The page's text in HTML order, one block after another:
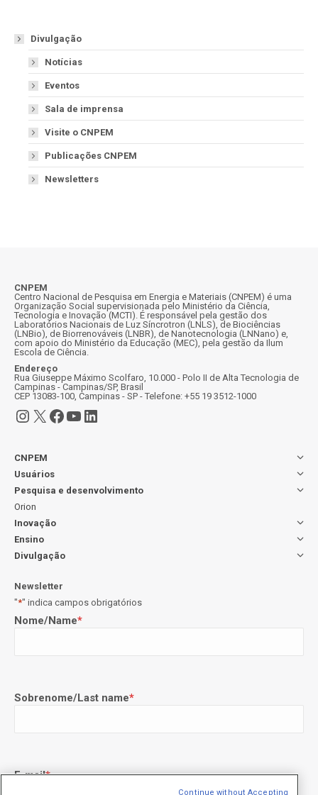
Divulgação
Notícias
Eventos
Sala de imprensa
Visite o CNPEM
Publicações CNPEM
Newsletters
CNPEM
Centro Nacional de Pesquisa em Energia e Materiais (CNPEM) é uma
Organização Social supervisionada pelo Ministério da Ciência,
Tecnologia e Inovação (MCTI). É responsável pela gestão dos
Laboratórios Nacionais de Luz Síncrotron (LNLS), de Biociências
(LNBio), de Biorrenováveis (LNBR), de Nanotecnologia (LNNano) e,
com apoio do Ministério da Educação (MEC), pela gestão da Ilum
Escola de Ciência.
Endereço
Rua Giuseppe Máximo Scolfaro, 10.000 - Polo II de Alta Tecnologia de
Campinas - Campinas/SP, Brasil
CEP 13083-100, Campinas - SP - Telefone: +55 19 3512-1000
Instagram
X Facebook
Youtube
LinkedIn
CNPEM
Usuários
Pesquisa e desenvolvimento
Orion
Inovação
Ensino
Divulgação
Newsletter
"*" indica campos obrigatórios
Nome/Name*
Sobrenome/Last name*
E-mail*
Continue without Accepting